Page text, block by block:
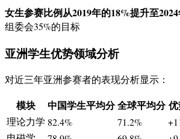
女生参赛比例从2019年的18%提升至
组委会35%的目标
亚洲学生优势领域分析
对近三年亚洲参赛者的表现分析显示：
模块 中国学生平均分全球平均分
理论力学 82.4% 71.2%